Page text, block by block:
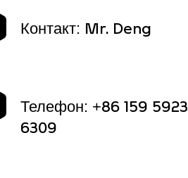
Контакт: Mr. Deng
Телефон: +86 159 5923
6309